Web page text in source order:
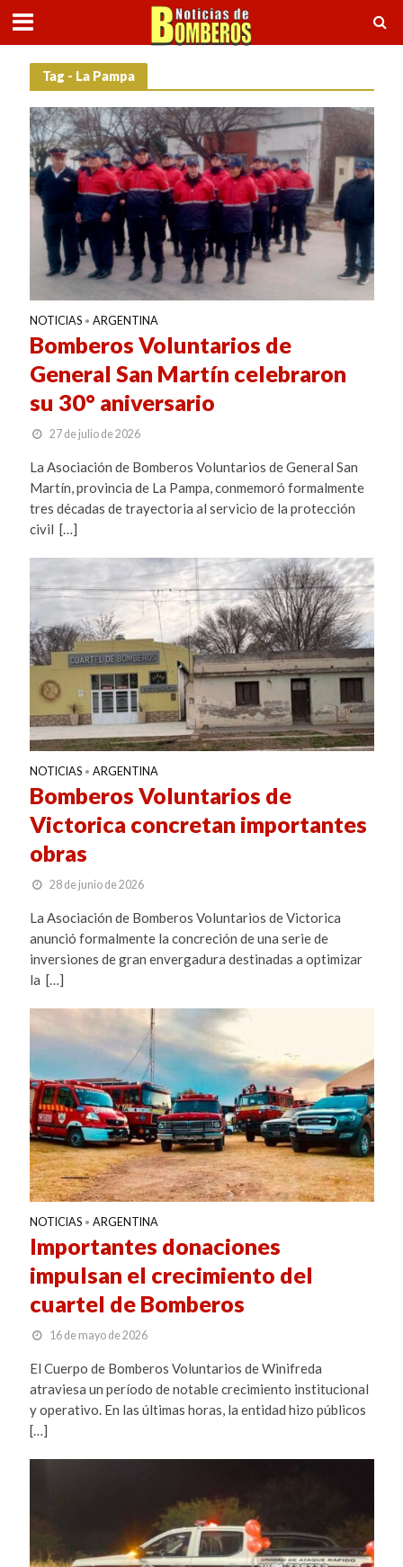
Tag - La Pampa
NOTICIAS • ARGENTINA
Bomberos Voluntarios de
General San Martín celebraron
su 30° aniversario
27 de julio de 2026
La Asociación de Bomberos Voluntarios de General San
Martín, provincia de La Pampa, conmemoró formalmente
tres décadas de trayectoria al servicio de la protección
civil […]
NOTICIAS • ARGENTINA
Bomberos Voluntarios de
Victorica concretan importantes
obras
28 de junio de 2026
La Asociación de Bomberos Voluntarios de Victorica
anunció formalmente la concreción de una serie de
inversiones de gran envergadura destinadas a optimizar
la […]
NOTICIAS • ARGENTINA
Importantes donaciones
impulsan el crecimiento del
cuartel de Bomberos
16 de mayo de 2026
El Cuerpo de Bomberos Voluntarios de Winifreda
atraviesa un período de notable crecimiento institucional
y operativo. En las últimas horas, la entidad hizo públicos
[…]